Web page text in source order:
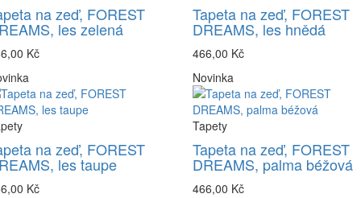
na zeď, FOREST
les zelená
Kč
Tapeta na zeď, FOREST
DREAMS, les hnědá
466,00 Kč
na zeď, FOREST
les taupe
Kč
Novinka
Tapety
Tapeta na zeď, FOREST
DREAMS, palma béžová
466,00 Kč